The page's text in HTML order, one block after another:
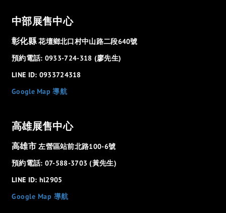
中部展售中心
彰化縣花壇鄉北口村中山路二段640號
預約電話: 0933-724-318 (廖先生)
LINE ID: 0933724318
Google Map 導航
高雄展售中心
高雄市左營區站前北路100-6號
預約電話: 07-588-3703 (黃先生)
LINE ID: hl2905
Google Map 導航